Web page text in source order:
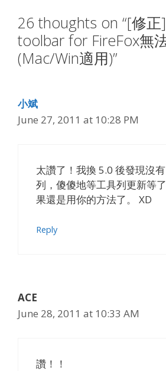
26 thoughts on “[修
toolbar for FireFox無
(Mac/Win適用)”
小斌
June 27, 2011 at 10:28 PM
太讚了！我換 5.0 後發現沒
列，傻傻地等工具列更新等
果還是用你的方法了。 XD
Reply
ACE
June 28, 2011 at 10:33 AM
讚！！